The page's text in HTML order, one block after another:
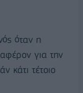
όταν η
για την
κάτι τέτοιο